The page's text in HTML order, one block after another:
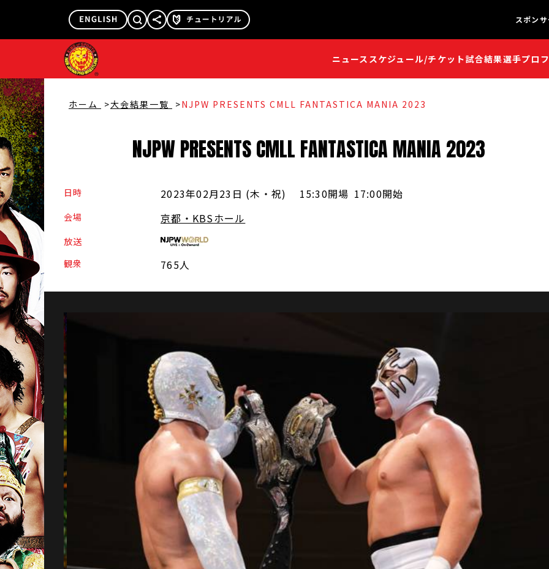
ニュース スケジュール/チケット試合結果選手プロ
スポン
ホーム 大会結果一覧 NJPW PRESENTS CMLL FANTASTICA MANIA 2023
NJPWPRESENTSCMLL FANTASTICA MANIA 2023
日時 2023年02月23日 (木 ・祝) 15:30開場 17:00開始
会場 京都・KBSホール
放送
観衆
765人